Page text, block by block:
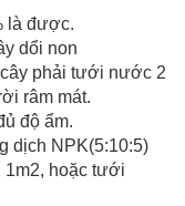
là được.
dổi non
phải tưới nước 2
râm mát.
độ ẩm.
dịch NPK(5:10:5)
1m2, hoặc tưới